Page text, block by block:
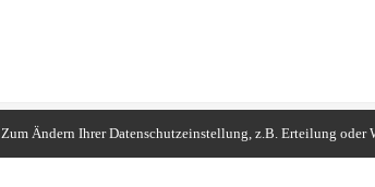
Zum Ändern Ihrer Datenschutzeinstellung, z.B. Erteilung